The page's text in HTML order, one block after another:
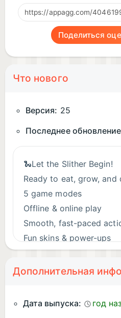
Поделиться
Что нового
Версия: 25
Последнее
🐍Let the Slither Begin!
Ready to eat, grow, and
5 game modes
Offline & online play
Smooth, fast-paced
Fun skins & power-ups
Classic .IO gameplay
Download now and
Дополнительная
Дата выпуска:
год